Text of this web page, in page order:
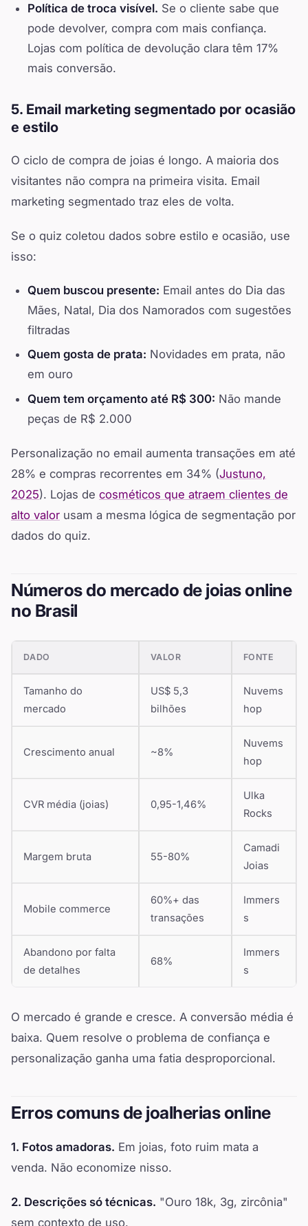
Política de troca visível. Se o cliente sabe que
pode devolver, compra com mais confiança.
Lojas com política de devolução clara têm 17%
mais conversão.
5. Email marketing segmentado por ocasião
e estilo
O ciclo de compra de joias é longo. A maioria dos
visitantes não compra na primeira visita. Email
marketing segmentado traz eles de volta.
Se o quiz coletou dados sobre estilo e ocasião, use
isso:
Quem buscou presente: Email antes do Dia das
Mães, Natal, Dia dos Namorados com sugestões
filtradas
Quem gosta de prata: Novidades em prata, não
em ouro
Quem tem orçamento até R$ 300: Não mande
peças de R$ 2.000
Personalização no email aumenta transações em até
28% e compras recorrentes em 34% (Justuno,
2025). Lojas de cosméticos que atraem clientes de
alto valor usam a mesma lógica de segmentação por
dados do quiz.
Números do mercado de joias online
no Brasil
DADO VALOR FONTE
Tamanho do
mercado
US$ 5,3
bilhões
Nuvems
hop
Crescimento anual ~8%
Nuvems
hop
CVR média (joias) 0,95-1,46%
Ulka
Rocks
Margem bruta 55-80%
Camadi
Joias
Mobile commerce
60%+ das
transações
Immers
s
Abandono por falta
de detalhes
68%
Immers
s
O mercado é grande e cresce. A conversão média é
baixa. Quem resolve o problema de confiança e
personalização ganha uma fatia desproporcional.
Erros comuns de joalherias online
1. Fotos amadoras. Em joias, foto ruim mata a
venda. Não economize nisso.
2. Descrições só técnicas. "Ouro 18k, 3g, zircônia"
sem contexto de uso.